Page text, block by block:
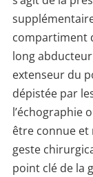
compartiment
long
extenseur du
dépistée par
l’échographie
être connue et
geste
point clé de la